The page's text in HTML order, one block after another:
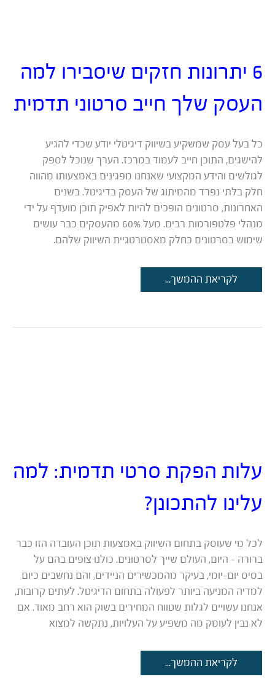
6 יתרונות חזקים שיסבירו למה
העסק שלך חייב סרטוני תדמית
כל בעל עסק שמשקיע בשיווק דיגיטלי יודע שכדי להגיע
להישגים, התוכן חייב לעמוד במרכז. הערך שנוכל לספק
לגולשים והידע המקצועי שאנחנו מפגינים באמצעותו מהווה
חלק בלתי נפרד מהמיתוג של העסק בדיגיטל. בשנים
האחרונות, סרטונים הופכים להיות לאפיק תוכן מועדף על ידי
מנהלי פלטפורמות רבים. מעל 60% מהעסקים כבר עושים
שימוש בסרטונים כחלק מאסטרטגיית השיווק שלהם.
6
יתרונות
למה
לקריאת ההמשך...
עלות הפקת סרטי תדמית: למה
עלינו להתכונן?
לכל מי שעוסק בתחום השיווק באמצעות תוכן העובדה הזו כבר
ברורה – היום, העולם שייך לסרטונים. כולנו צופים בהם על
בסיס יום-יומי, בעיקר מהמכשירים הניידים, והם נחשבים כיום
למדיה המניעה ביותר לפעולה בתחום הדיגיטל. לעתים קרובות,
אנחנו עשויים לגלות שטווח המחירים בשוק הוא רחב מאוד. אם
לא נבין לעומק מה משפיע על העלויות, נתקשה למצוא
עלות
הפקת
לקריאת ההמשך...